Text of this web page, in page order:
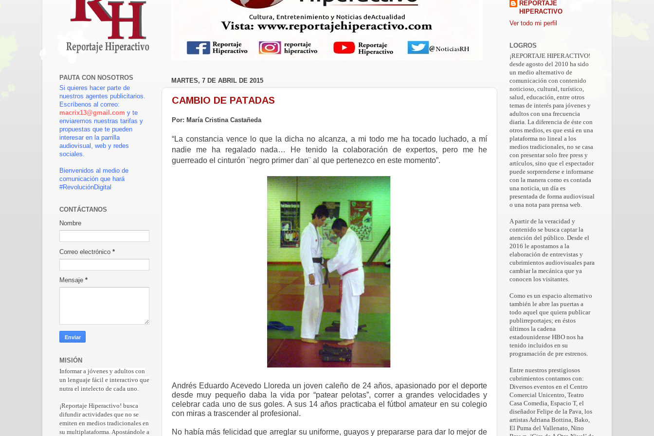
MARTES, 7 DE ABRIL DE 2015
CAMBIO DE PATADAS
Por: María Cristina Castañeda
“La constancia vence lo que la dicha no alcanza, a mi todo me ha tocado luchado, a mí
nadie me ha regalado nada… He tenido la colaboración de expertos, pero me he
guerreado el cinturón ¨negro primer dan¨ al que pertenezco en este momento”.
Andrés Eduardo Acevedo Lloreda un joven caleño de 24 años, apasionado por el deporte
desde muy pequeño daba la vida por “patear pelotas”, correr a grandes velocidades y
celebrar cada uno de sus goles. A sus 14 años practicaba el fútbol amateur en su colegio
con miras a trascender al profesional.
No había más felicidad que arreglar su uniforme, guayos y prepararse para dar lo mejor de
PAUTA CON NOSOTROS
Si quieres hacer parte de
nuestros agentes publicitarios.
Escríbenos al correo:
macrix13@gmail.com y te
enviaremos nuestras tarifas y
propuestas que te pueden
interesar en la parrilla
audiovisual, web y redes
sociales.
Bienvenidos al medio de
comunicación que hará
#RevoluciónDigital
CONTÁCTANOS
Nombre
Correo electrónico *
Mensaje *
MISIÓN
Informar a jóvenes y adultos con
un lenguaje fácil e interactivo que
nutra el intelecto de cada uno.
¡Reportaje Hiperactivo! busca
difundir actividades que no se
emiten en medios tradicionales en
su multiplataforma. Apostándole a
REPORTAJE
HIPERACTIVO
Ver todo mi perfil
LOGROS
¡REPORTAJE HIPERACTIVO!
desde agosto del 2010 ha sido
un medio alternativo de
comunicación con contenido
noticioso, cultural, turístico,
salud, educación, entre otros
temas de interés para jóvenes y
adultos con una frecuencia
diaria. La diferencia de éste con
otros medios, es que está en una
plataforma no lineal a los
medios tradicionales, no se casa
con presentar solo free press y
artículos, sino que el espectador
puede sorprenderse e informarse
con la manera como es contada
una noticia, un día es
presentada de forma audiovisual
o una nota para prensa web.
A partir de la veracidad y
contenido se busca captar la
atención del público. Desde el
2016 le apostamos a la
elaboración de entrevistas y
cubrimientos audiovisuales para
cambiar la mecánica que ya
conocen los visitantes.
Como es un espacio alternativo
también le abre las puertas a
todo aquel que quiera publicar
publirreportajes; en éstos
últimos la cadena
estadounidense HBO nos ha
tenido incluidos en su
programación de pre estrenos.
Entre nuestros prestigiosos
cubrimientos contamos con:
Diversos eventos en el Centro
Comercial Unicentro, Teatro
Casa Comedia, Espacio T, el
diseñador Felipe de la Pava, los
artistas Adriana Bottina, Bako,
El Puma del Vallenato, Nino